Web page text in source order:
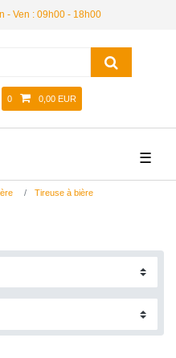
- Ven : 09h00 - 18h00
0 0,00 EUR
☰
Tireuse à bière